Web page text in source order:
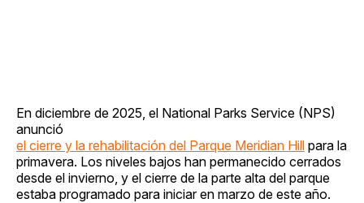
En diciembre de 2025, el National Parks Service (NPS)
anunció
el cierre y la rehabilitación del Parque Meridian Hill para la
primavera. Los niveles bajos han permanecido cerrados
desde el invierno, y el cierre de la parte alta del parque
estaba programado para iniciar en marzo de este año.